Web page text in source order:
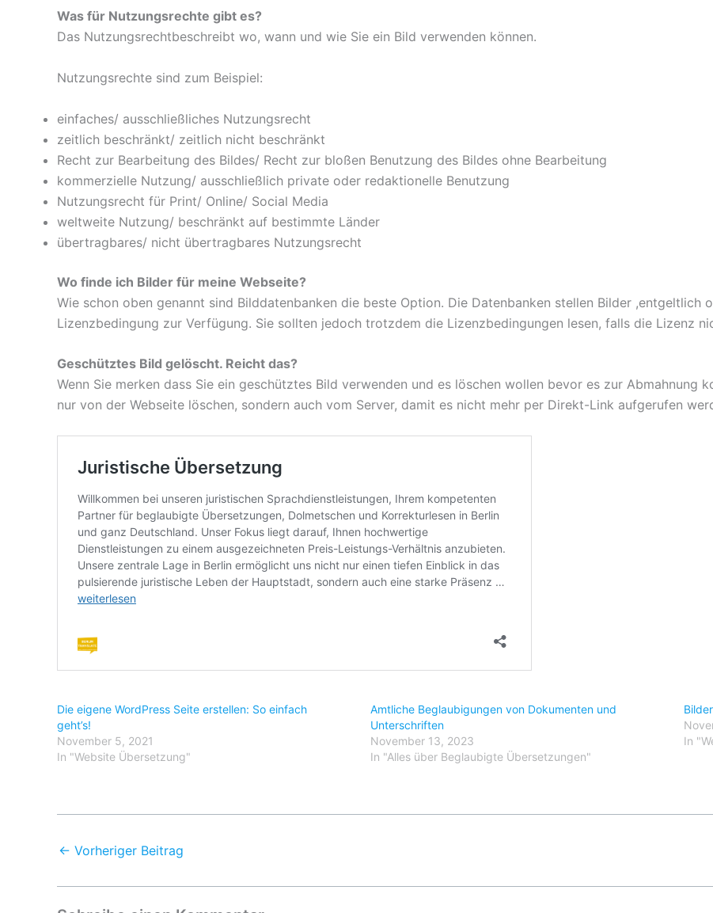
Was für Nutzungsrechte gibt es?
Das Nutzungsrechtbeschreibt wo, wann und wie Sie ein Bild verwenden können.
Nutzungsrechte sind zum Beispiel:
einfaches/ ausschließliches Nutzungsrecht
zeitlich beschränkt/ zeitlich nicht beschränkt
Recht zur Bearbeitung des Bildes/ Recht zur bloßen Benutzung des Bildes ohne Bearbeitung
kommerzielle Nutzung/ ausschließlich private oder redaktionelle Benutzung
Nutzungsrecht für Print/ Online/ Social Media
weltweite Nutzung/ beschränkt auf bestimmte Länder
übertragbares/ nicht übertragbares Nutzungsrecht
Wo finde ich Bilder für meine Webseite?
Wie schon oben genannt sind Bilddatenbanken die beste Option. Die Datenbanken stellen Bilder ,entgeltlich
Lizenzbedingung zur Verfügung. Sie sollten jedoch trotzdem die Lizenzbedingungen lesen, falls die Lizenz
Geschütztes Bild gelöscht. Reicht das?
Wenn Sie merken dass Sie ein geschütztes Bild verwenden und es löschen wollen bevor es zur Abmahnung
nur von der Webseite löschen, sondern auch vom Server, damit es nicht mehr per Direkt-Link aufgerufen
Die eigene WordPress Seite erstellen: So einfach
geht’s!
November 5, 2021
In "Website Übersetzung"
Amtliche Beglaubigungen von Dokumenten und
Unterschriften
November 13, 2023
In "Alles über Beglaubigte Übersetzungen"
In
← Vorheriger Beitrag